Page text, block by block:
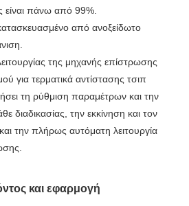
πάνω από 99%.
από ανοξείδωτο
της μηχανής επίστρωσης
για τερματικά αντίστασης τσιπ
τη ρύθμιση παραμέτρων και την
διαδικασίας, την εκκίνηση και τον
την πλήρως αυτόματη λειτουργία
και εφαρμογή